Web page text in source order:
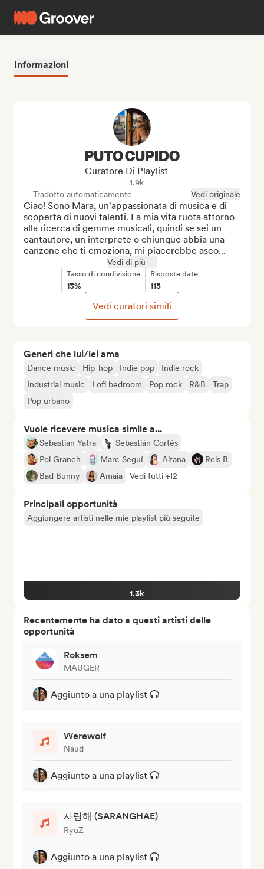
Informazioni
Generi che lui/lei ama
Dance music Hip-hop Indie pop
Indie rock
Industrial music
Lofi bedroom Pop rock R&B
Trap
Pop urbano
Vuole ricevere musica simile a...
Sebastian Yatra
Sebastián Cortés
Pol Granch
Marc Seguí Aitana
Rels B
Bad Bunny
Amaia Vedi tutti +12
Principali opportunità
Aggiungere artisti nelle mie playlist più seguite
1.3k
Recentemente ha dato a questi artisti delle
opportunità
Roksem
MAUGER
Aggiunto a una playlist
Werewolf
Naud
Aggiunto a una playlist
사랑해 (SARANGHAE)
RyuZ
Aggiunto a una playlist
PUTO CUPIDO
Curatore Di Playlist
1.9k
Tradotto automaticamente
Vedi originale
Ciao! Sono Mara, un'appassionata di musica e di
scoperta di nuovi talenti. La mia vita ruota attorno
alla ricerca di gemme musicali, quindi se sei un
cantautore, un interprete o chiunque abbia una
canzone che ti emoziona, mi piacerebbe asco...
Vedi di più
Tasso di condivisione
13%
Risposte date
115
Vedi curatori simili